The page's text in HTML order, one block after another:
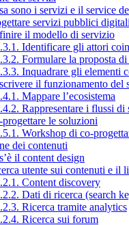
sono i servizi e il service
servizi pubblici digitali
il modello di servizio
Identificare gli attori
Formulare la proposta
Inquadrare gli elementi
il funzionamento del
Mappare l’ecosistema
Rappresentare i flussi di
le soluzioni
Workshop di co-
dei contenuti
il content design
utente sui contenuti e il
Content discovery
Dati di ricerca (search
Ricerca tramite analytics
Ricerca sui forum